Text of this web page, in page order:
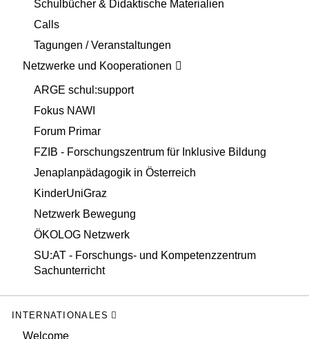
Schulbücher & Didaktische Materialien
Calls
Tagungen / Veranstaltungen
Netzwerke und Kooperationen
ARGE schul:support
Fokus NAWI
Forum Primar
FZIB - Forschungszentrum für Inklusive Bildung
Jenaplanpädagogik in Österreich
KinderUniGraz
Netzwerk Bewegung
ÖKOLOG Netzwerk
SU:AT - Forschungs- und Kompetenzzentrum
Sachunterricht
INTERNATIONALES
Welcome